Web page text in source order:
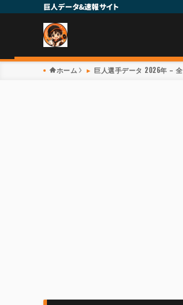
巨人データ&速報サイト
ホーム 巨人選手データ 2026年 –